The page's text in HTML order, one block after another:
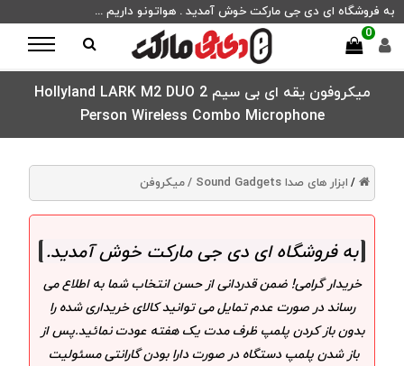
به فروشگاه ای دی جی مارکت خوش آمدید . هواتونو داریم ...
0
میکروفون یقه ای بی سیم Hollyland LARK M2 DUO 2
Person Wireless Combo Microphone
/ ابزار های صدا Sound Gadgets / میکروفن
به فروشگاه ای دی جی مارکت خوش آمدید.
خریدار گرامی! ضمن قدردانی از حسن انتخاب شما به اطلاع می
رساند در صورت عدم تمایل می توانید کالای خریداری شده را
بدون باز کردن پلمپ ظرف مدت یک هفته عودت نمائید.پس از
باز شدن پلمپ دستگاه در صورت دارا بودن گارانتی مسئولیت